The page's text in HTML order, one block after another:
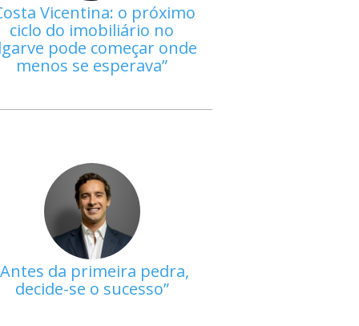
Vicentina: o próximo
ciclo do imobiliário no
pode começar onde
menos se esperava
Antes da primeira pedra,
decide-se o sucesso